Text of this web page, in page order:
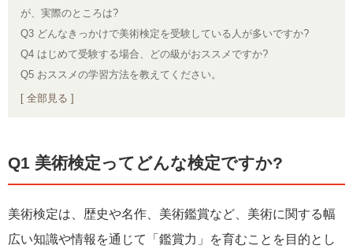
が、実際のところは?
Q3 どんなきっかけで美術検定を受験している人が多いですか?
Q4 はじめて受験する場合、どの級がおススメですか?
Q5 おススメの学習方法を教えてください。
[ 全部見る ]
Q1 美術検定ってどんな検定ですか?
美術検定は、歴史や名作、美術鑑賞など、美術に関する幅
広い知識や情報を通じて「鑑賞力」を育むことを目的とし